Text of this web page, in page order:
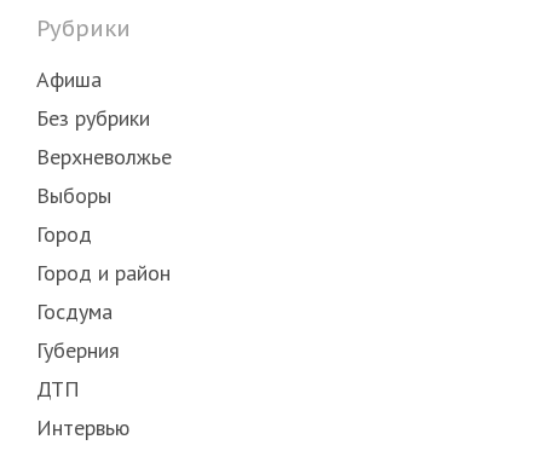
Рубрики
Афиша
Без рубрики
Верхневолжье
Выборы
Город
Город и район
Госдума
Губерния
ДТП
Интервью